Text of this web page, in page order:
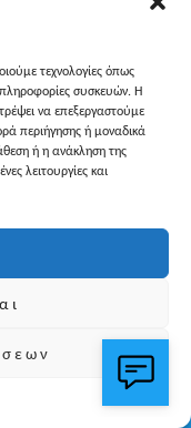
τεχνολογίες όπως
συσκευών. Η
να επεξεργαστούμε
περιήγησης ή μοναδικά
ή η ανάκληση της
λειτουργίες και